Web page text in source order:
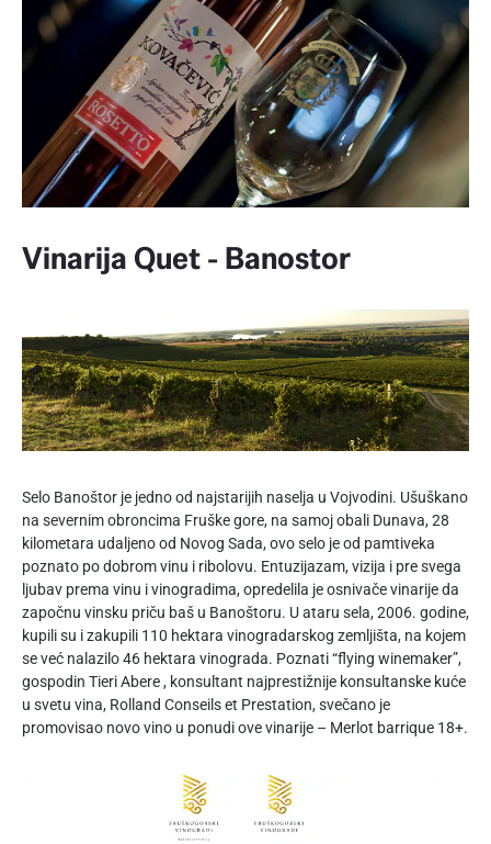
Vinarija Quet - Banostor
Selo Banoštor je jedno od najstarijih naselja u Vojvodini. Ušuškano
na severnim obroncima Fruške gore, na samoj obali Dunava, 28
kilometara udaljeno od Novog Sada, ovo selo je od pamtiveka
poznato po dobrom vinu i ribolovu. Entuzijazam, vizija i pre svega
ljubav prema vinu i vinogradima, opredelila je osnivače vinarije da
započnu vinsku priču baš u Banoštoru. U ataru sela, 2006. godine,
kupili su i zakupili 110 hektara vinogradarskog zemljišta, na kojem
se već nalazilo 46 hektara vinograda. Poznati “flying winemaker”,
gospodin Tieri Abere , konsultant najprestižnije konsultanske kuće
u svetu vina, Rolland Conseils et Prestation, svečano je
promovisao novo vino u ponudi ove vinarije – Merlot barrique 18+.